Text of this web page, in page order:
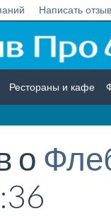
Написать отзыв
Рестораны и кафе
о